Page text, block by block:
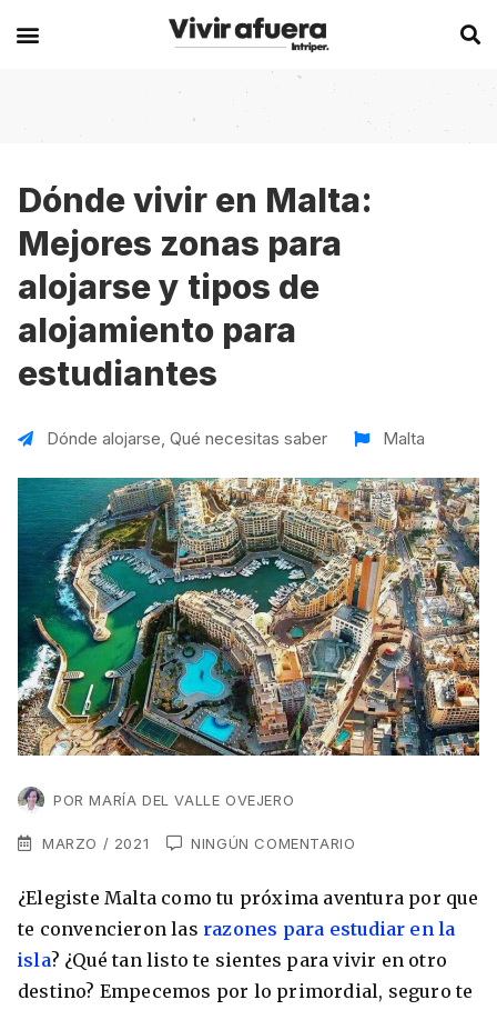
Secciones
Becas
Historias de viajeros
Intercambios
Postgrados
Visas
Working Holidays
Lo último sobre intercambios
Los países que más innovan en el campo
Romina Guzman 24/11/2021
Europa
Alemania
Bélgica
Chipre
España
Francia
Malta
Reino Unido
Suecia
Asia
China
Corea del Sur
Japón
Australia
Nueva Zelanda
Experiencias en el extranjero
Australia
Canadá
España
Irlanda
Malta
VER TODAS LAS EXPERIENCIAS
Estudia un Máster de Marketing en Madrid
Síguenos en las redes
Suscríbete a nuestro
He leído y acepto los Términos y
Dónde vivir en Malta:
Mejores zonas para
alojarse y tipos de
alojamiento para
estudiantes
Dónde alojarse, Qué necesitas saber Malta
POR MARÍA DEL VALLE OVEJERO
MARZO / 2021 NINGÚN COMENTARIO
¿Elegiste Malta como tu próxima aventura por que
te convencieron las razones para estudiar en la
isla? ¿Qué tan listo te sientes para vivir en otro
destino? Empecemos por lo primordial, seguro te